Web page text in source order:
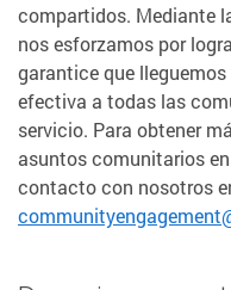
compartidos. Mediante
nos esforzamos por
garantice que
efectiva a todas las
servicio. Para obtener
asuntos comunitarios
contacto con nosotros